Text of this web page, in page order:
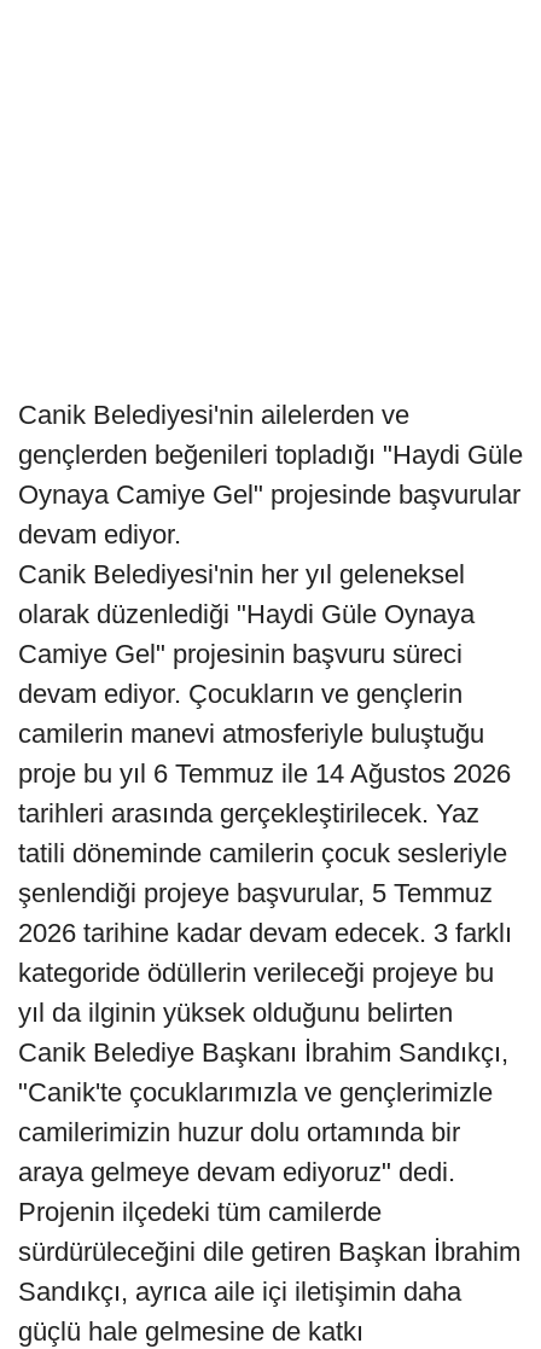
Canik Belediyesi'nin ailelerden ve
gençlerden beğenileri topladığı "Haydi Güle
Oynaya Camiye Gel" projesinde başvurular
devam ediyor.
Canik Belediyesi'nin her yıl geleneksel
olarak düzenlediği "Haydi Güle Oynaya
Camiye Gel" projesinin başvuru süreci
devam ediyor. Çocukların ve gençlerin
camilerin manevi atmosferiyle buluştuğu
proje bu yıl 6 Temmuz ile 14 Ağustos 2026
tarihleri arasında gerçekleştirilecek. Yaz
tatili döneminde camilerin çocuk sesleriyle
şenlendiği projeye başvurular, 5 Temmuz
2026 tarihine kadar devam edecek. 3 farklı
kategoride ödüllerin verileceği projeye bu
yıl da ilginin yüksek olduğunu belirten
Canik Belediye Başkanı İbrahim Sandıkçı,
"Canik'te çocuklarımızla ve gençlerimizle
camilerimizin huzur dolu ortamında bir
araya gelmeye devam ediyoruz" dedi.
Projenin ilçedeki tüm camilerde
sürdürüleceğini dile getiren Başkan İbrahim
Sandıkçı, ayrıca aile içi iletişimin daha
güçlü hale gelmesine de katkı